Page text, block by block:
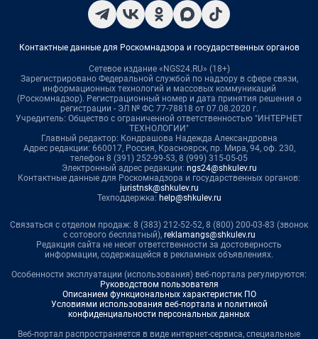
Контактные данные для Роскомнадзора и государственных органов
Сетевое издание «NGS24.RU» (18+)
Зарегистрировано Федеральной службой по надзору в сфере связи,
информационных технологий и массовых коммуникаций
(Роскомнадзор). Регистрационный номер и дата принятия решения о
регистрации - ЭЛ № ФС 77-78818 от 07.08.2020 г.
Учредитель: Общество с ограниченной ответственностью "ИНТЕРНЕТ
ТЕХНОЛОГИИ"
Главный редактор: Кондрашова Надежда Александровна
Адрес редакции: 660017, Россия, Красноярск, пр. Мира, 94, оф. 230,
телефон 8 (391) 252-99-53, 8 (999) 315-05-05
Электронный адрес редакции: ngs24@shkulev.ru
Контактные данные для Роскомнадзора и государственных органов:
juristnsk@shkulev.ru
Техподдержка: help@shkulev.ru
Связаться с отделом продаж: 8 (383) 212-52-52, 8 (800) 200-03-83 (звонок
с сотового бесплатный), reklamangs@shkulev.ru
Редакция сайта не несет ответственности за достоверность
информации, содержащейся в рекламных объявлениях.
Особенности эксплуатации (использования) веб-портала регулируются:
Руководством пользователя
Описанием функциональных характеристик ПО
Условиями использования веб-портала и политикой
конфиденциальности персональных данных
Веб-портал распространяется в виде интернет-сервиса, специальные